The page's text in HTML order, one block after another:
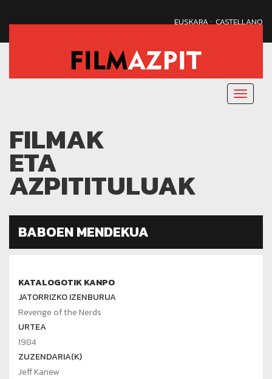
EUSKARA·CASTELLANO
Menu
FILMAK
ETA
AZPITITULUAK
BABOEN MENDEKUA
KATALOGOTIK KANPO
JATORRIZKO IZENBURUA
Revenge of the Nerds
URTEA
1984
ZUZENDARIA(K)
Jeff Kanew